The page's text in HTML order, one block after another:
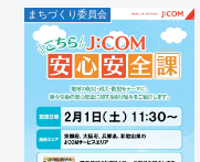
まちづくり委員会